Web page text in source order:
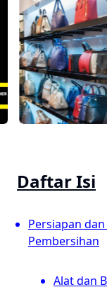
Daftar Isi
Persiapan
Pembersihan
Alat dan